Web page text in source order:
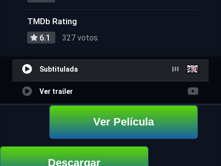
TMDb Rating
6.1 327 votos
Subtitulada
Ver trailer
Ver Película
Descargar